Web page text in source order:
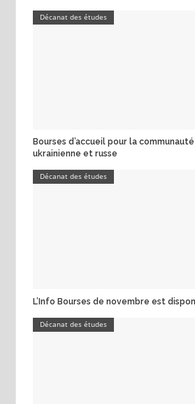
Décanat des études
Bourses d’accueil pour la
ukrainienne et russe
Décanat des études
L’Info Bourses de novembre est
Décanat des études